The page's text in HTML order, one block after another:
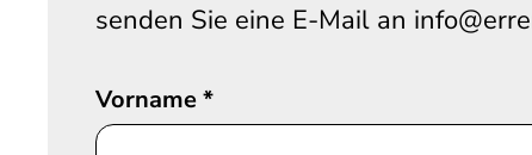
senden Sie eine E-Mail an
Vorname*